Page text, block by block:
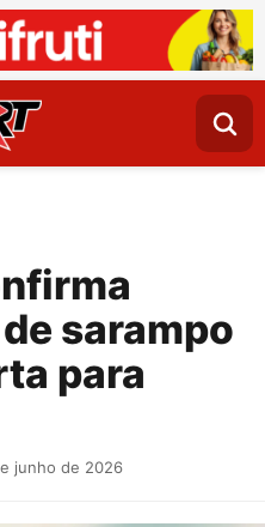
sarampo
para
junho de 2026